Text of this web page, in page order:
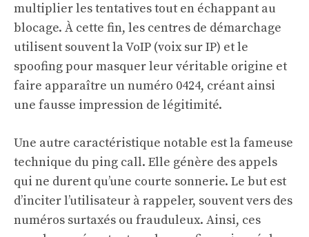
multiplier les tentatives tout en échappant au
blocage. À cette fin, les centres de démarchage
utilisent souvent la VoIP (voix sur IP) et le
spoofing pour masquer leur véritable origine et
faire apparaître un numéro 0424, créant ainsi
une fausse impression de légitimité.
Une autre caractéristique notable est la fameuse
technique du ping call. Elle génère des appels
qui ne durent qu’une courte sonnerie. Le but est
d’inciter l’utilisateur à rappeler, souvent vers des
numéros surtaxés ou frauduleux. Ainsi, ces